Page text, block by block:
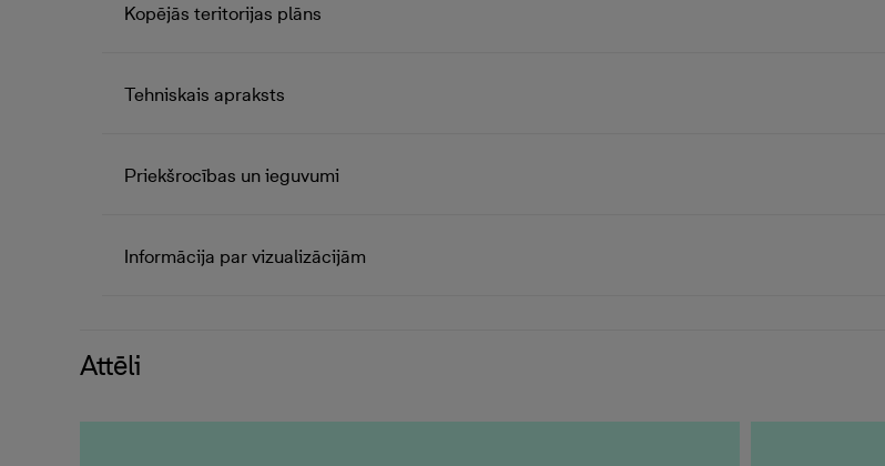
Kopējās teritorijas plāns
Tehniskais apraksts
Priekšrocības un ieguvumi
Informācija par vizualizācijām
Attēli